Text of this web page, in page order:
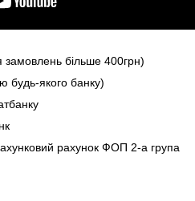
замовлень більше 400грн)
будь-якого банку)
рахунок ФОП 2-а група